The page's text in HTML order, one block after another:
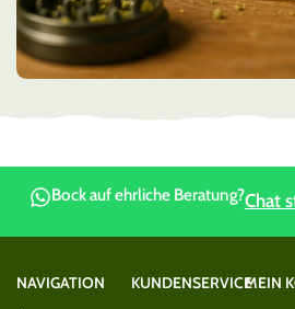
Bock auf ehrliche Beratung?Chat
NAVIGATION
KUNDENSERVICEMEIN